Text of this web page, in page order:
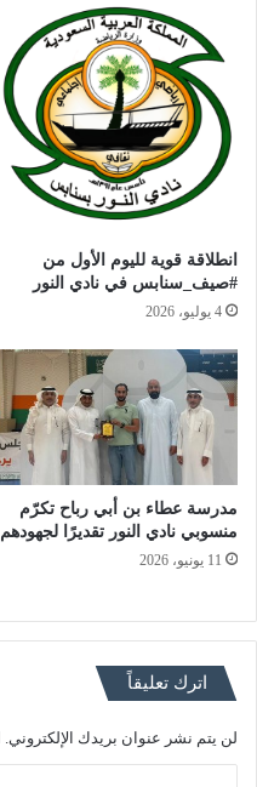
انطلاقة قوية لليوم الأول من
#صيف_سنابس في نادي النور
4 يوليو، 2026
مدرسة عطاء بن أبي رباح تكرّم
منسوبي نادي النور تقديرًا لجهودهم
11 يونيو، 2026
اترك تعليقاً
لن يتم نشر عنوان بريدك الإلكتروني.